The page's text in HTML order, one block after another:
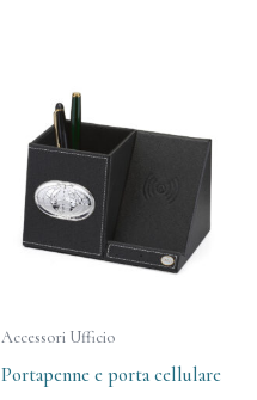
Accessori Ufficio
Portapenne e porta cellulare